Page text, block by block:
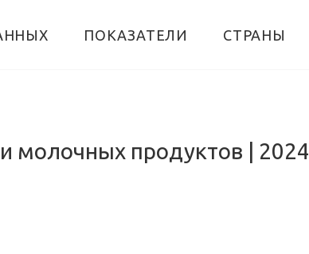
ПОКАЗАТЕЛИ СТРАНЫ
молочных продуктов | 2024